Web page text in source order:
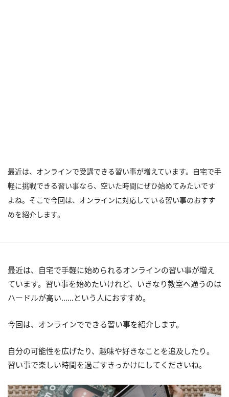
最近は、オンラインで受講できる習い事が増えています。自宅で手
軽に挑戦できる習い事なら、空いた時間にぜひ始めてみたいです
よね。そこで今回は、オンラインに対応している習い事のおすす
めを紹介します。
最近は、自宅で手軽に始められるオンラインの習い事が増え
ています。習い事を始めたいけれど、いきなり教室へ通うのは
ハードルが高い……という人におすすめ。
今回は、オンラインでできる習い事を紹介します。
自分の可能性を広げたり、趣味や好きなことを追及したり。
習い事で楽しい時間を過ごすきっかけにしてくださいね。